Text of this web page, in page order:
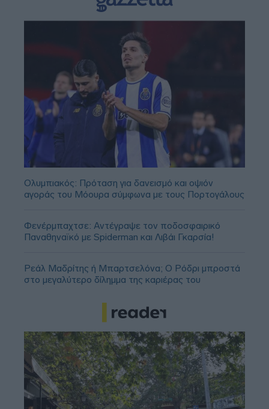
Ολυμπιακός: Πρόταση για δανεισμό και οψιόν
αγοράς του Μόουρα σύμφωνα με τους Πορτογάλους
Φενέρμπαχτσε: Αντέγραψε τον ποδοσφαιρικό
Παναθηναϊκό με Spiderman και Λιβάι Γκαρσία!
Ρεάλ Μαδρίτης ή Μπαρτσελόνα; Ο Ρόδρι μπροστά
στο μεγαλύτερο δίλημμα της καριέρας του